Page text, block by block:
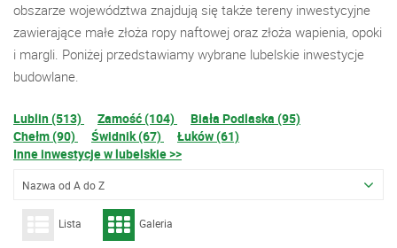
obszarze województwa znajdują się także tereny inwestycyjne
zawierające małe złoża ropy naftowej oraz złoża wapienia, opoki
i margli. Poniżej przedstawiamy wybrane lubelskie inwestycje
budowlane.
Lublin (513) Zamość (104)
Biała Podlaska (95)
Chełm (90)
Świdnik (67)
Łuków (61)
Inne inwestycje w lubelskie >>
Nazwa od A do Z
Lista Galeria